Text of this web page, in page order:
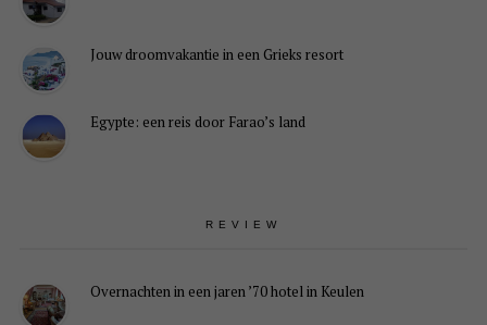
Jouw droomvakantie in een Grieks resort
Egypte: een reis door Farao’s land
REVIEW
Overnachten in een jaren ’70 hotel in Keulen